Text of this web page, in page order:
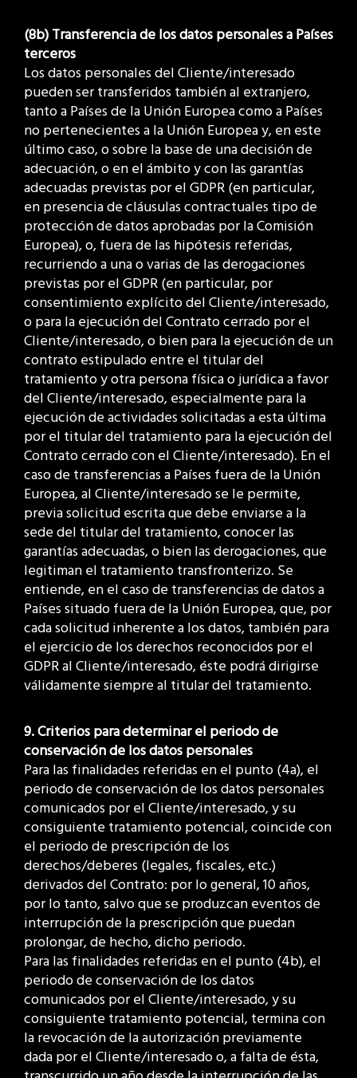
(8b) Transferencia de los datos personales a Países
terceros
Los datos personales del Cliente/interesado
pueden ser transferidos también al extranjero,
tanto a Países de la Unión Europea como a Países
no pertenecientes a la Unión Europea y, en este
último caso, o sobre la base de una decisión de
adecuación, o en el ámbito y con las garantías
adecuadas previstas por el GDPR (en particular,
en presencia de cláusulas contractuales tipo de
protección de datos aprobadas por la Comisión
Europea), o, fuera de las hipótesis referidas,
recurriendo a una o varias de las derogaciones
previstas por el GDPR (en particular, por
consentimiento explícito del Cliente/interesado,
o para la ejecución del Contrato cerrado por el
Cliente/interesado, o bien para la ejecución de un
contrato estipulado entre el titular del
tratamiento y otra persona física o jurídica a favor
del Cliente/interesado, especialmente para la
ejecución de actividades solicitadas a esta última
por el titular del tratamiento para la ejecución del
Contrato cerrado con el Cliente/interesado). En el
caso de transferencias a Países fuera de la Unión
Europea, al Cliente/interesado se le permite,
previa solicitud escrita que debe enviarse a la
sede del titular del tratamiento, conocer las
garantías adecuadas, o bien las derogaciones, que
legitiman el tratamiento transfronterizo. Se
entiende, en el caso de transferencias de datos a
Países situado fuera de la Unión Europea, que, por
cada solicitud inherente a los datos, también para
el ejercicio de los derechos reconocidos por el
GDPR al Cliente/interesado, éste podrá dirigirse
válidamente siempre al titular del tratamiento.
9. Criterios para determinar el periodo de
conservación de los datos personales
Para las finalidades referidas en el punto (4a), el
periodo de conservación de los datos personales
comunicados por el Cliente/interesado, y su
consiguiente tratamiento potencial, coincide con
el periodo de prescripción de los
derechos/deberes (legales, fiscales, etc.)
derivados del Contrato: por lo general, 10 años,
por lo tanto, salvo que se produzcan eventos de
interrupción de la prescripción que puedan
prolongar, de hecho, dicho periodo.
Para las finalidades referidas en el punto (4b), el
periodo de conservación de los datos
comunicados por el Cliente/interesado, y su
consiguiente tratamiento potencial, termina con
la revocación de la autorización previamente
dada por el Cliente/interesado o, a falta de ésta,